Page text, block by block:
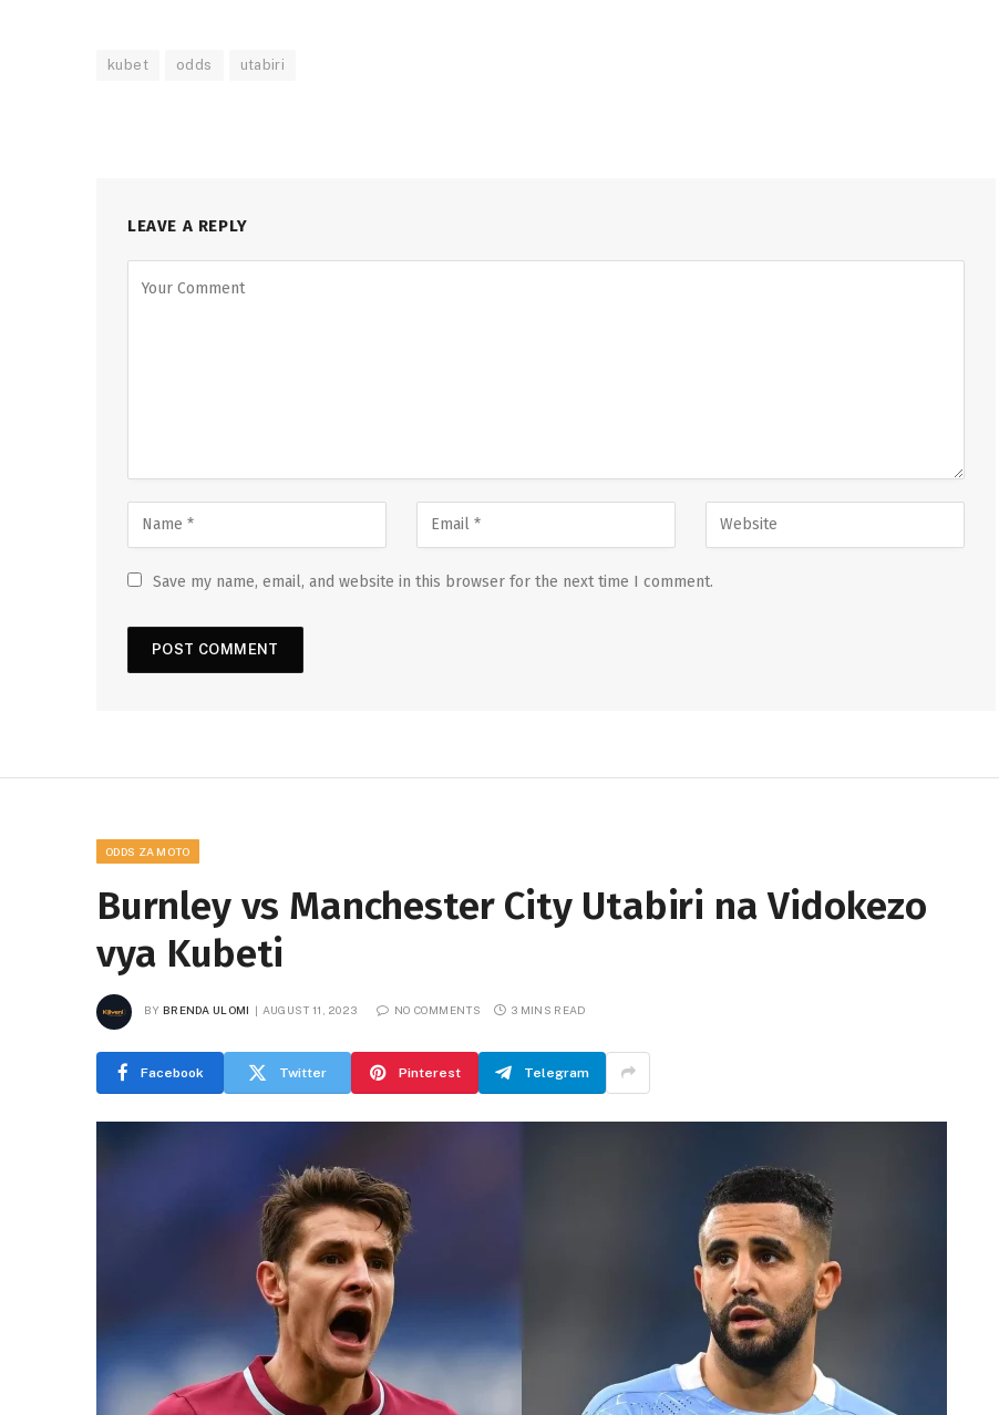
kubet odds utabiri
LEAVE A REPLY
Save my name, email, and website in this browser for the next time I comment.
ODDS ZA MOTO
Burnley vs Manchester City Utabiri na Vidokezo
vya Kubeti
BY BRENDA ULOMI AUGUST 11, 2023 NO COMMENTS 3 MINS READ
Facebook Twitter Pinterest Telegram